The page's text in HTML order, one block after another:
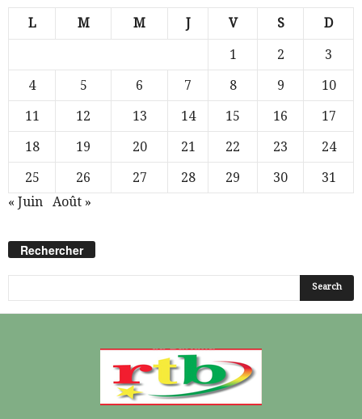
L M M J V S D
1 2
3
4
5 6 7 8 9
10
11
12 13 14 15 16
17
18
19 20 21 22 23
24
25
26 27 28 29 30
31
« Juin
Août »
Rechercher